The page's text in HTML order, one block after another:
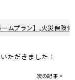
ムプラン】,火災保険修
ただきました！
次の記事 >